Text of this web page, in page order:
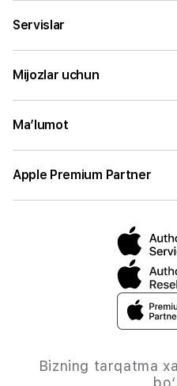
Servislar
Mijozlar uchun
Ma’lumot
Apple Premium Partner
Bizning tarqatma